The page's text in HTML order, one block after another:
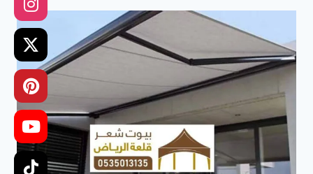
أسعار
قماش
كوري